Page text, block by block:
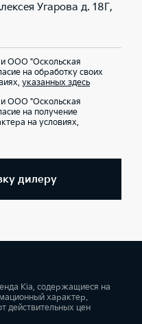
Угарова д. 18Г,
ООО "Оскольская
на обработку своих
указанных здесь
ООО "Оскольская
на получение
на условиях,
дилеру
Kia, содержащиеся на
характер.
действительных цен